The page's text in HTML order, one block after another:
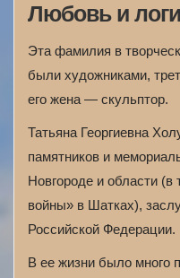
Любовь и
Эта фамилия в
были художниками,
его жена — скульптор.
Татьяна Георгиевна
памятников и
Новгороде и области
войны» в Шатках),
Российской Федерации.
В ее жизни было много